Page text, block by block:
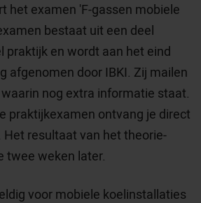
het examen 'F-gassen mobiele
bestaat uit een deel
praktijk en wordt aan het eind
afgenomen door IBKI. Zij mailen
nog extra informatie staat.
praktijkexamen ontvang je direct
Het resultaat van het theorie-
twee weken later.
voor mobiele koelinstallaties